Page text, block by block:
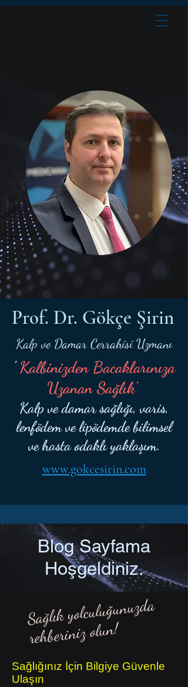
Kalp ve Damar Cerrahisi Uzmanı
Prof. Dr. Gökçe Şirin
Kalbinizden Bacaklarınıza
Uzanan Sağlık'
Kalp ve damar sağlığı, varis,
lenfödem ve lipödemde bilimsel
ve hasta odaklı yaklaşım.
www.gokcesirin.com
Blog Sayfama
Hoşgeldiniz.
Sağlık yolculuğunuzda
rehberiniz olun!
Sağlığınız İçin Bilgiye Güvenle
Ulaşın